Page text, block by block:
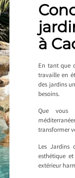
à
En tant que
travaille en
des jardins
besoins.
Que vous
transformer
Les Jardins
esthétique
extérieur